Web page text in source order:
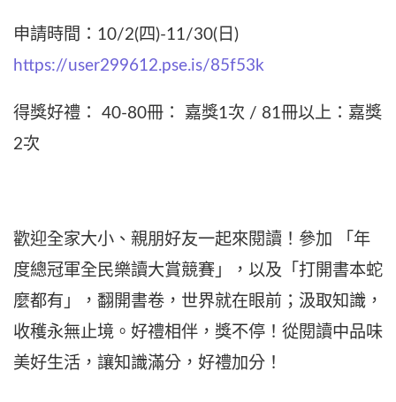
申請時間：10/2(四)-11/30(日)
https://user299612.pse.is/85f53k
得獎好禮： 40-80冊： 嘉獎1次 / 81冊以上：嘉獎
2次
歡迎全家大小、親朋好友一起來閱讀！參加 「年
度總冠軍全民樂讀大賞競賽」，以及「打開書本蛇
麼都有」，翻開書卷，世界就在眼前；汲取知識，
收穫永無止境。好禮相伴，獎不停！從閱讀中品味
美好生活，讓知識滿分，好禮加分！